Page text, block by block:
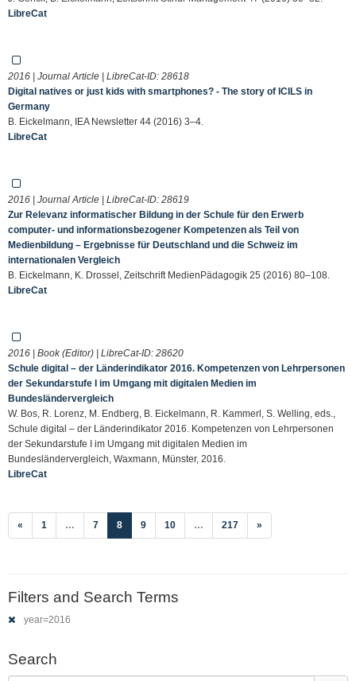
LibreCat
2016 | Journal Article | LibreCat-ID: 28618
Digital natives or just kids with smartphones? - The story of ICILS in
Germany
B. Eickelmann, IEA Newsletter 44 (2016) 3–4.
LibreCat
2016 | Journal Article | LibreCat-ID: 28619
Zur Relevanz informatischer Bildung in der Schule für den Erwerb
computer- und informationsbezogener Kompetenzen als Teil von
Medienbildung – Ergebnisse für Deutschland und die Schweiz im
internationalen Vergleich
B. Eickelmann, K. Drossel, Zeitschrift MedienPädagogik 25 (2016) 80–108.
LibreCat
2016 | Book (Editor) | LibreCat-ID: 28620
Schule digital – der Länderindikator 2016. Kompetenzen von Lehrpersonen
der Sekundarstufe I im Umgang mit digitalen Medien im
Bundesländervergleich
W. Bos, R. Lorenz, M. Endberg, B. Eickelmann, R. Kammerl, S. Welling, eds.,
Schule digital – der Länderindikator 2016. Kompetenzen von Lehrpersonen
der Sekundarstufe I im Umgang mit digitalen Medien im
Bundesländervergleich, Waxmann, Münster, 2016.
LibreCat
« 1 … 7 8(current)
9 10 … 217 »
Filters and Search Terms
year=2016
Search